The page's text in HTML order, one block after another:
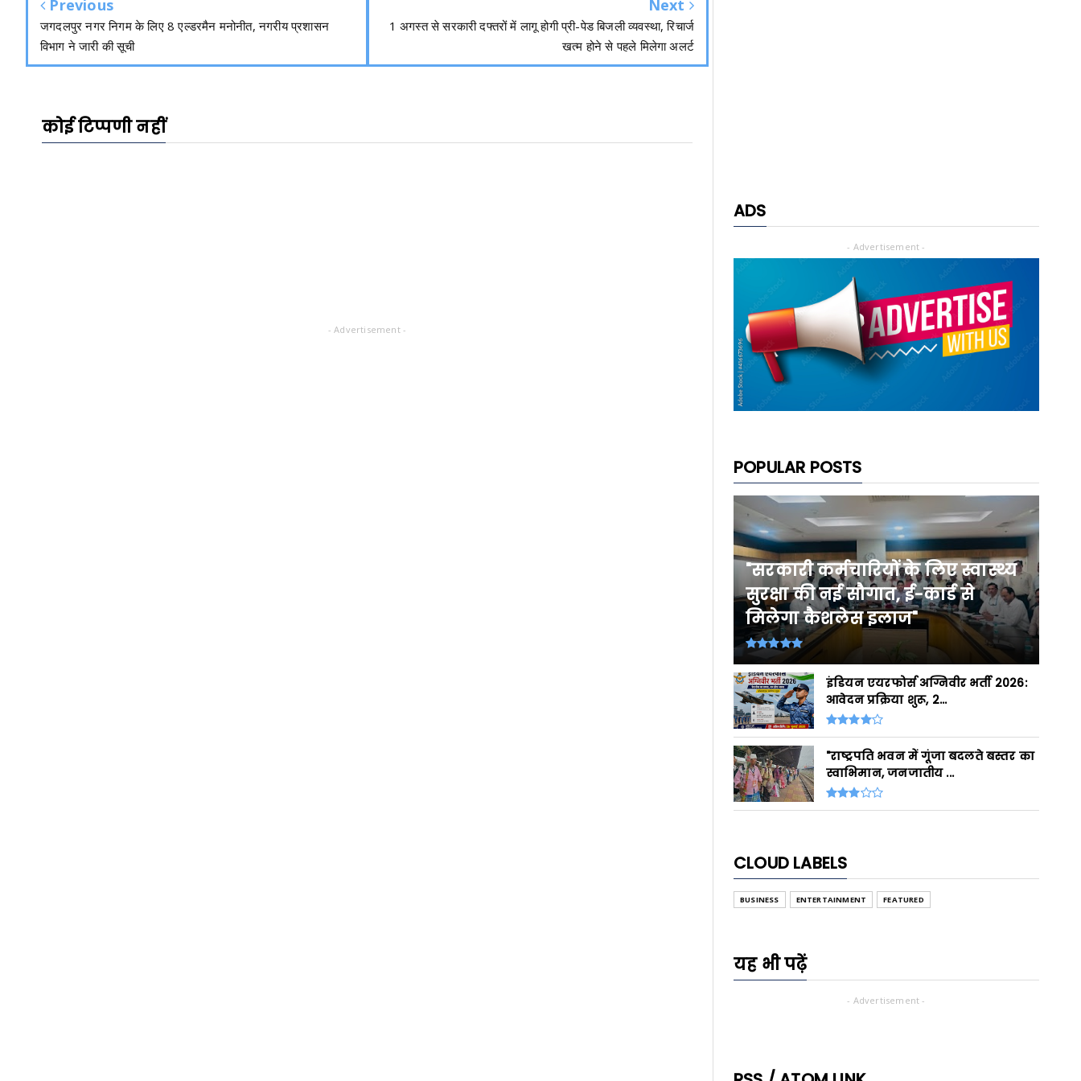
Previous
जगदलपुर नगर निगम के लिए 8 एल्डरमैन मनोनीत, नगरीय प्रशासन
विभाग ने जारी की सूची
Next
1 अगस्त से सरकारी दफ्तरों में लागू होगी प्री-पेड बिजली व्यवस्था, रिचार्ज
खत्म होने से पहले मिलेगा अलर्ट
कोई टिप्पणी नहीं
- Advertisement -
ADS
- Advertisement -
POPULAR POSTS
"सरकारी कर्मचारियों के लिए स्वास्थ्य
सुरक्षा की नई सौगात, ई-कार्ड से
मिलेगा कैशलेस इलाज"
इंडियन एयरफोर्स अग्निवीर भर्ती 2026:
आवेदन प्रक्रिया शुरू, 2...
"राष्ट्रपति भवन में गूंजा बदलते बस्तर का
स्वाभिमान, जनजातीय ...
CLOUD LABELS
BUSINESS ENTERTAINMENT FEATURED
यह भी पढ़ें
- Advertisement -